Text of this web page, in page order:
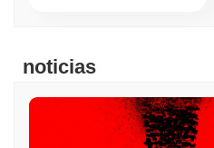
noticias